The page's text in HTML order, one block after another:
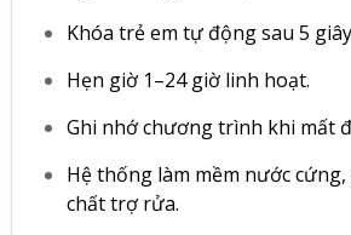
Khóa trẻ em tự động sau 5 giây
Hẹn giờ 1–24 giờ linh hoạt.
Ghi nhớ chương trình khi mất
Hệ thống làm mềm nước
chất trợ rửa.